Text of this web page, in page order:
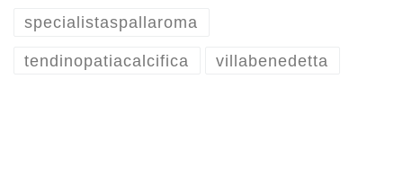
specialistaspallaroma
tendinopatiacalcifica villabenedetta